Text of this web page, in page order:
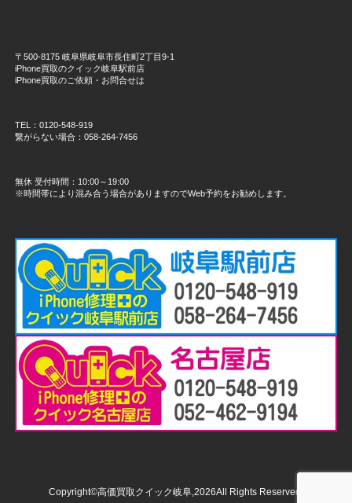
〒500-8175 岐阜県岐阜市長住町2丁目9-1
iPhone買取のクイック岐阜駅前店
iPhone買取のご依頼・お問合せは
TEL：0120-548-919
繋がらない場合：058-264-7456
無休 受付時間：10:00～19:00
※時間帯により混み合う場合がありますのでWeb予約をお勧めします。
Copyright©高価買取クイック岐阜,2026All Rights Reserved.